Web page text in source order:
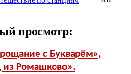
просмотр:
с Букварём»,
из Ромашково».